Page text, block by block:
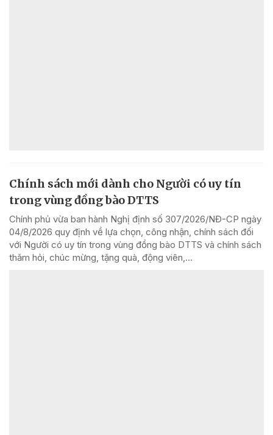
Chính sách mới dành cho Người có uy tín
trong vùng đồng bào DTTS
Chính phủ vừa ban hành Nghị định số 307/2026/NĐ-CP ngày
04/8/2026 quy định về lựa chọn, công nhận, chính sách đối
với Người có uy tín trong vùng đồng bào DTTS và chính sách
thăm hỏi, chúc mừng, tặng quà, động viên,...